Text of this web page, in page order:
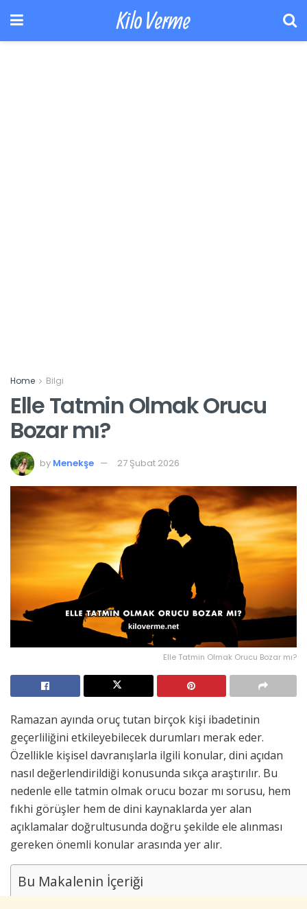
Kilo Verme
Home Bilgi
Elle Tatmin Olmak Orucu
Bozar mı?
by Menekşe 27 Şubat 2026
Elle Tatmin Olmak Orucu Bozar mı?
Ramazan ayında oruç tutan birçok kişi ibadetinin
geçerliliğini etkileyebilecek durumları merak eder.
Özellikle kişisel davranışlarla ilgili konular, dini açıdan
nasıl değerlendirildiği konusunda sıkça araştırılır. Bu
nedenle elle tatmin olmak orucu bozar mı sorusu, hem
fıkhi görüşler hem de dini kaynaklarda yer alan
açıklamalar doğrultusunda doğru şekilde ele alınması
gereken önemli konular arasında yer alır.
Bu Makalenin İçeriği